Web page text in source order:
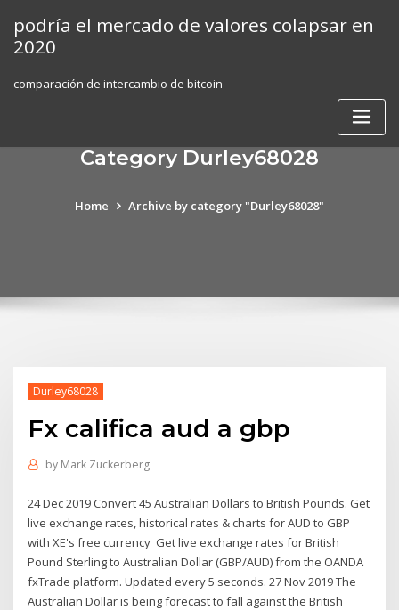
content
podría el mercado de valores colapsar en
2020
comparación de intercambio de bitcoin
Category Durley68028
Home Archive by category "Durley68028"
Durley68028
Fx califica aud a gbp
by Mark Zuckerberg
24 Dec 2019 Convert 45 Australian Dollars to British Pounds. Get
live exchange rates, historical rates & charts for AUD to GBP
with XE's free currency Get live exchange rates for British
Pound Sterling to Australian Dollar (GBP/AUD) from the OANDA
fxTrade platform. Updated every 5 seconds. 27 Nov 2019 The
Australian Dollar is being forecast to fall against the British